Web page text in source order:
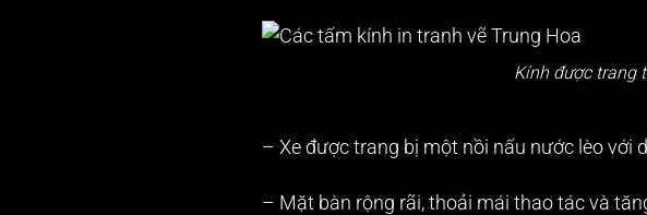
Kính được trang
– Xe được trang bị một nồi nấu nước lèo với
– Mặt bàn rộng rãi, thoải mái thao tác và